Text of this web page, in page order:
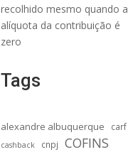
recolhido mesmo quando a
alíquota da contribuição é
zero
Tags
alexandre albuquerque carf
cashback cnpj COFINS